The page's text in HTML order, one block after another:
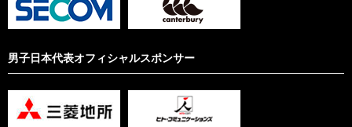
男子日本代表オフィシャルスポンサー